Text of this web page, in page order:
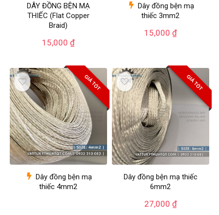
DÂY ĐỒNG BỆN MẠ
THIẾC (Flat Copper
Braid)
15,000 ₫
Dây đồng bện mạ
thiếc 3mm2
15,000 ₫
GIÁ TỐT
Dây đồng bện mạ
thiếc 4mm2
GIÁ TỐT
Dây đồng bện mạ thiếc
6mm2
27,000 ₫